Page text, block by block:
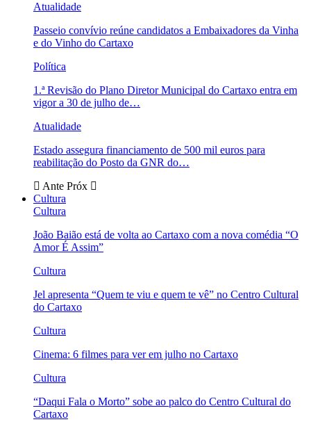
Atualidade
Passeio convívio reúne candidatos a Embaixadores da Vinha
e do Vinho do Cartaxo
Política
1.ª Revisão do Plano Diretor Municipal do Cartaxo entra em
vigor a 30 de julho de…
Atualidade
Estado assegura financiamento de 500 mil euros para
reabilitação do Posto da GNR do…
Ante Próx
Cultura
Cultura
João Baião está de volta ao Cartaxo com a nova comédia “O
Amor É Assim”
Cultura
Jel apresenta “Quem te viu e quem te vê” no Centro Cultural
do Cartaxo
Cultura
Cinema: 6 filmes para ver em julho no Cartaxo
Cultura
“Daqui Fala o Morto” sobe ao palco do Centro Cultural do
Cartaxo